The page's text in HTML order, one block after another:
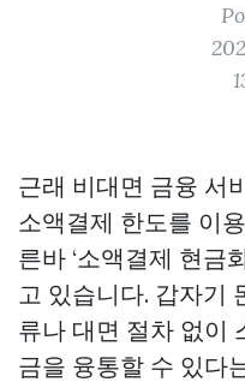
근래 비대면 금융 서
소액결제 한도를 이
른바 ‘소액결제 현금
고 있습니다. 갑자기
류나 대면 절차 없이
금을 융통할 수 있다